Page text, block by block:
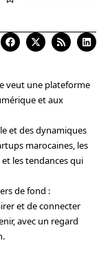
veut une plateforme
et aux
et des dynamiques
marocaines, les
les tendances qui
de fond :
et de connecter
avec un regard